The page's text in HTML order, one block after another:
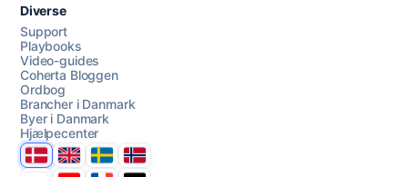
Diverse
Support
Playbooks
Video-guides
Coherta Bloggen
Ordbog
Brancher i Danmark
Byer i Danmark
Hjælpecenter
DanmarkUnited Kingdom
SverigeNorge